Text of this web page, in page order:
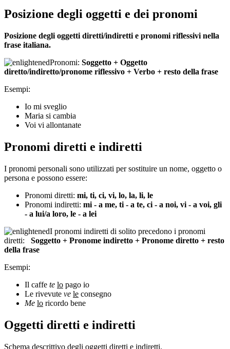
Posizione degli oggetti e dei pronomi
Posizione degli oggetti diretti/indiretti e pronomi riflessivi nella
frase italiana.
Pronomi: Soggetto + Oggetto
diretto/indiretto/pronome riflessivo + Verbo + resto della frase
Esempi:
Io mi sveglio
Maria si cambia
Voi vi allontanate
Pronomi diretti e indiretti
I pronomi personali sono utilizzati per sostituire un nome, oggetto o
persona e possono essere:
Pronomi diretti: mi, ti, ci, vi, lo, la, li, le
Pronomi indiretti: mi - a me, ti - a te, ci - a noi, vi - a voi, gli
- a lui/a loro, le - a lei
I pronomi indiretti di solito precedono i pronomi
diretti: Soggetto + Pronome indiretto + Pronome diretto + resto
della frase
Esempi:
Il caffe te lo pago io
Le rivevute ve le consegno
Me lo ricordo bene
Oggetti diretti e indiretti
Schema descrittivo degli oggetti diretti e indiretti.